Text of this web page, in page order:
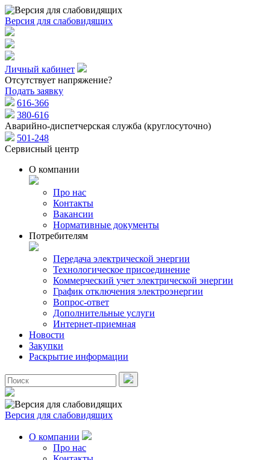
Версия для слабовидящих
Личный кабинет
Отсутствует напряжение?
Подать заявку
616-366
380-616
Аварийно-диспетчерская служба (круглосуточно)
501-248
Сервисный центр
О компании
Про нас
Контакты
Вакансии
Нормативные документы
Потребителям
Передача электрической энергии
Технологическое присоединение
Коммерческий учет электрической энергии
График отключения электроэнергии
Вопрос-ответ
Дополнительные услуги
Интернет-приемная
Новости
Закупки
Раскрытие информации
Версия для слабовидящих
О компании
Про нас